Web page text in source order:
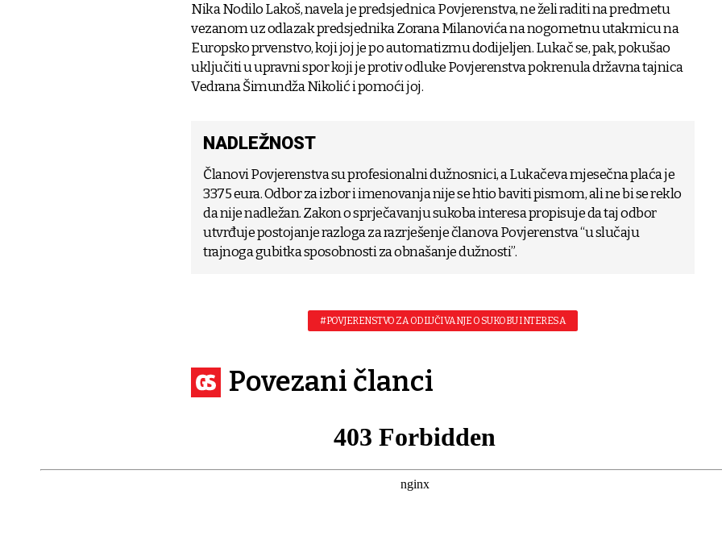
Nika Nodilo Lakoš, navela je predsjednica Povjerenstva, ne želi raditi na predmetu
vezanom uz odlazak predsjednika Zorana Milanovića na nogometnu utakmicu na
Europsko prvenstvo, koji joj je po automatizmu dodijeljen. Lukač se, pak, pokušao
uključiti u upravni spor koji je protiv odluke Povjerenstva pokrenula državna tajnica
Vedrana Šimundža Nikolić i pomoći joj.
NADLEŽNOST
Članovi Povjerenstva su profesionalni dužnosnici, a Lukačeva mjesečna plaća je
3375 eura. Odbor za izbor i imenovanja nije se htio baviti pismom, ali ne bi se reklo
da nije nadležan. Zakon o sprječavanju sukoba interesa propisuje da taj odbor
utvrđuje postojanje razloga za razrješenje članova Povjerenstva “u slučaju
trajnoga gubitka sposobnosti za obnašanje dužnosti”.
#POVJERENSTVO ZA ODLUČIVANJE O SUKOBU INTERESA
Povezani članci